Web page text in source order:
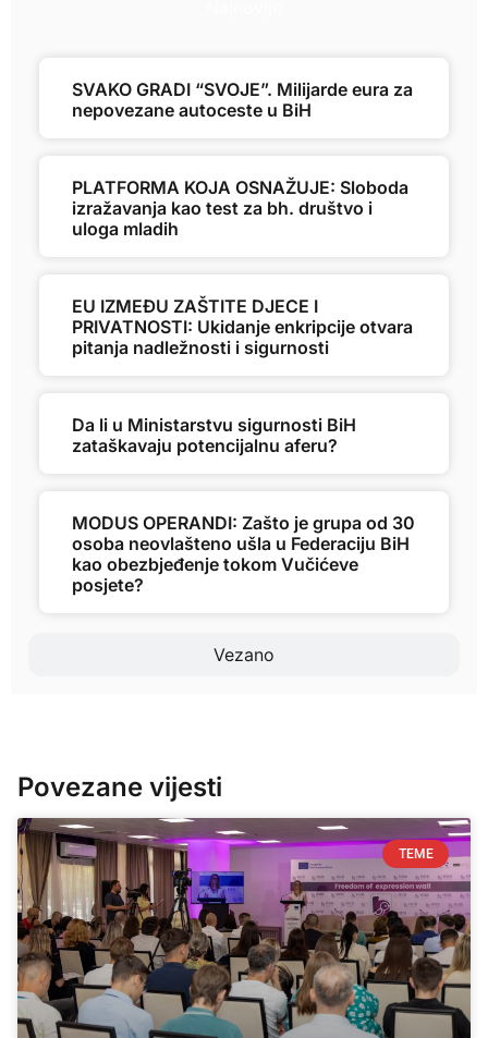
Vezano
SVAKO GRADI “SVOJE”. Milijarde eura za
nepovezane autoceste u BiH
PLATFORMA KOJA OSNAŽUJE: Sloboda
izražavanja kao test za bh. društvo i
uloga mladih
EU IZMEĐU ZAŠTITE DJECE I
PRIVATNOSTI: Ukidanje enkripcije otvara
pitanja nadležnosti i sigurnosti
Da li u Ministarstvu sigurnosti BiH
zataškavaju potencijalnu aferu?
MODUS OPERANDI: Zašto je grupa od 30
osoba neovlašteno ušla u Federaciju BiH
kao obezbjeđenje tokom Vučićeve
posjete?
Povezane vijesti
TEME